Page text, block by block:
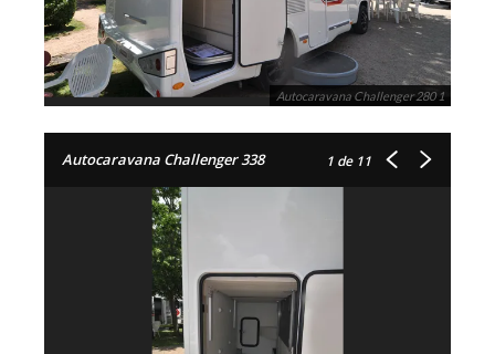
Autocaravana Challenger 280 1
Autocaravana Challenger 338 1 de 11